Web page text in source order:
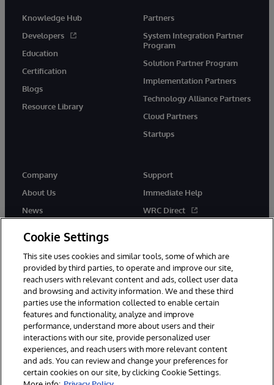
Knowledge Hub
Developers
Education
Certification
Blogs
Resource Library
Partners
System Integration Partner
Program
Solution Partner Program
Implementation Partners
Technology Alliance Partners
Cloud Partners
Startups
Company
About Us
News
Support
Immediate Help
WRC Direct
© 1996-2026 InterSystems Corporation, Boston, MA. Alla rättigheter
förbehållna.
Meddelanden/Termer och villkor
Integritetspolicy
Garanti
Tillgänglighet
Cookie Settings
This site uses cookies and similar tools, some of which are
provided by third parties, to operate and improve our site,
reach users with relevant content and ads, collect user data
and browsing and activity information. We and these third
parties use the information collected to enable certain
features and functionality, analyze and improve
performance, understand more about users and their
interactions with our site, provide personalized user
experiences, and reach users with more relevant content
and ads. You can review and change your preferences for
certain cookies on our site, by clicking Cookie Settings.